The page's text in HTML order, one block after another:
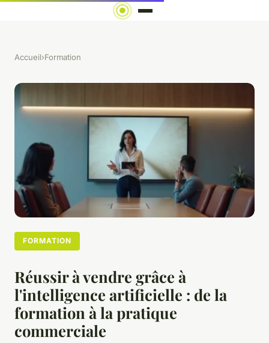
Accueil›Formation
FORMATION
Réussir à vendre grâce à
l'intelligence artificielle : de la
formation à la pratique
commerciale